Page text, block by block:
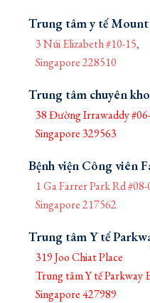
Trung tâm y tế
3 Núi Elizabeth #10-15,
Singapore 228510
Trung tâm chuyên
38 Đường Irrawaddy
Singapore 329563
Bệnh viện Công viên
1 Ga Farrer Park Rd #08-
Singapore 217562
Trung tâm Y tế
319 Joo Chiat Place
Trung tâm Y tế Parkway
Singapore 427989